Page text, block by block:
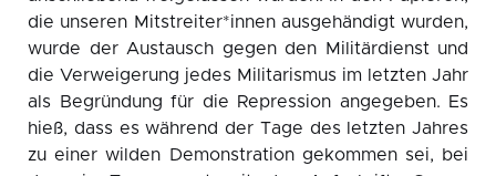
die unseren Mitstreiter*innen ausgehändigt wurden,
wurde der Austausch gegen den Militärdienst und
die Verweigerung jedes Militarismus im letzten Jahr
als Begründung für die Repression angegeben. Es
hieß, dass es während der Tage des letzten Jahres
zu einer wilden Demonstration gekommen sei, bei